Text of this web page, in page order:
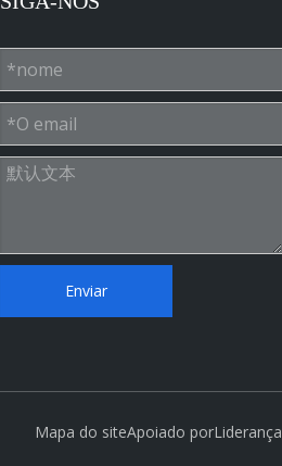
Enviar
Mapa do siteApoiado porLiderança